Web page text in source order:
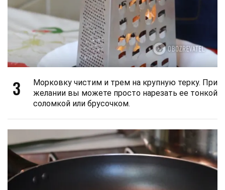
3
Морковку чистим и трем на крупную терку. При
желании вы можете просто нарезать ее тонкой
соломкой или брусочком.